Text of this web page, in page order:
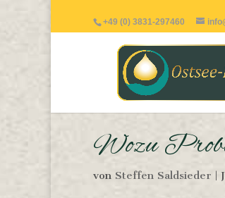
+49 (0) 3831-297460
Wozu
von Steffen Saldsieder |